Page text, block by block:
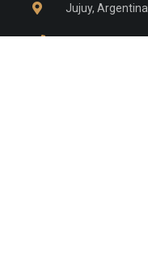
Jujuy, Argentina